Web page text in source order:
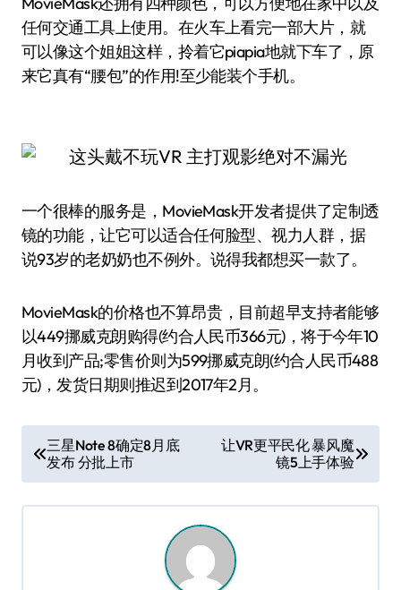
任何交通工具上使用。在火车上看完一部大片，就
可以像这个姐姐这样，拎着它piapia地就下车了，原
来它真有“腰包”的作用!至少能装个手机。
一个很棒的服务是，MovieMask开发者提供了定制透
镜的功能，让它可以适合任何脸型、视力人群，据
说93岁的老奶奶也不例外。说得我都想买一款了。
MovieMask的价格也不算昂贵，目前超早支持者能够
以449挪威克朗购得(约合人民币366元)，将于今年10
月收到产品;零售价则为599挪威克朗(约合人民币488
元)，发货日期则推迟到2017年2月。
章
导
三星Note 8确定8月底
发布 分批上市
让VR更平民化 暴风魔
镜5上手体验